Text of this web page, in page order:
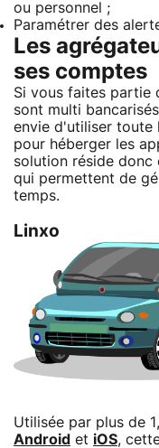
ou personnel ;
Paramétrer des
Les
ses comptes
Si vous faites partie
sont multi
envie d'utiliser toute
pour héberger les
solution réside donc
qui permettent de
temps.
Linxo
Utilisée par plus de
Android et iOS,